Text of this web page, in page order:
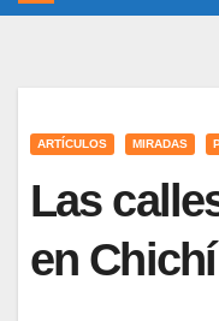
ARTÍCULOS MIRADAS
Las
en